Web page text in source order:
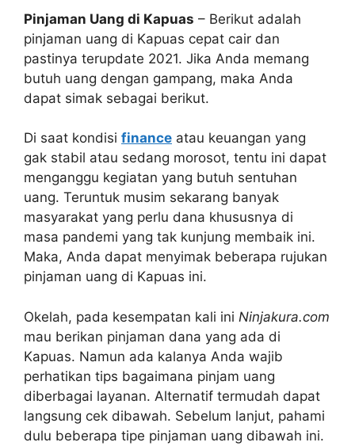
Pinjaman Uang di Kapuas – Berikut adalah
pinjaman uang di Kapuas cepat cair dan
pastinya terupdate 2021. Jika Anda memang
butuh uang dengan gampang, maka Anda
dapat simak sebagai berikut.
Di saat kondisi finance atau keuangan yang
gak stabil atau sedang morosot, tentu ini dapat
menganggu kegiatan yang butuh sentuhan
uang. Teruntuk musim sekarang banyak
masyarakat yang perlu dana khususnya di
masa pandemi yang tak kunjung membaik ini.
Maka, Anda dapat menyimak beberapa rujukan
pinjaman uang di Kapuas ini.
Okelah, pada kesempatan kali ini Ninjakura.com
mau berikan pinjaman dana yang ada di
Kapuas. Namun ada kalanya Anda wajib
perhatikan tips bagaimana pinjam uang
diberbagai layanan. Alternatif termudah dapat
langsung cek dibawah. Sebelum lanjut, pahami
dulu beberapa tipe pinjaman uang dibawah ini.